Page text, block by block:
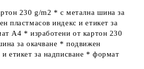
230 g/m2 * с метална шина за
пластмасов индекс и етикет за
А4 * изработени от картон 230
за окачване * подвижен
и етикет за надписване * формат